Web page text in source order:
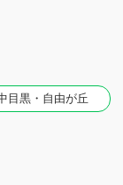
目黒・自由が丘